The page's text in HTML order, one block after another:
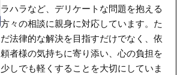
ラハラなど、デリケートな問題を抱える
方々の相談に親身に対応しています。た
だ法律的な解決を目指すだけでなく、依
頼者様の気持ちに寄り添い、心の負担を
少しでも軽くすることを大切にしていま